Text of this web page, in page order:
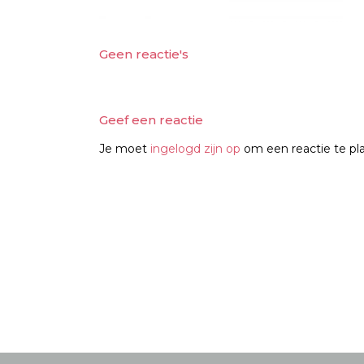
Geen reactie's
Geef een reactie
Je moet ingelogd zijn op om een reactie te